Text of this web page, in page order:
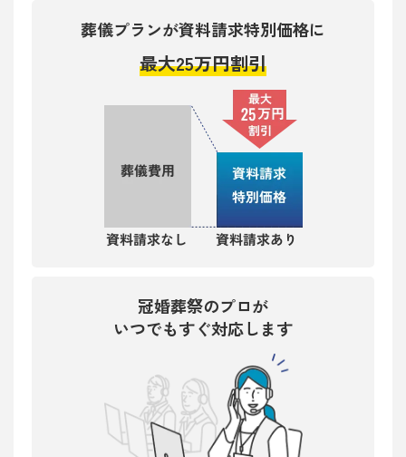
葬儀プランが資料請求特別価格に
最大25万円割引
冠婚葬祭のプロが
いつでもすぐ対応します